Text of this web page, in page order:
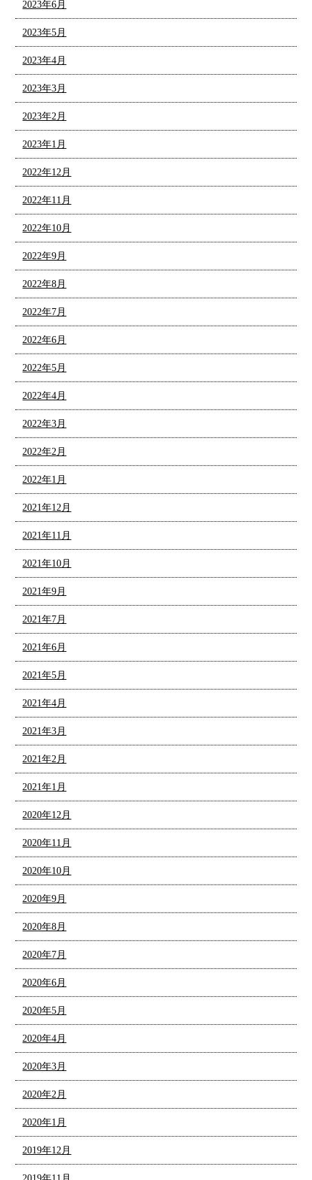
2023年6月
2023年5月
2023年4月
2023年3月
2023年2月
2023年1月
2022年12月
2022年11月
2022年10月
2022年9月
2022年8月
2022年7月
2022年6月
2022年5月
2022年4月
2022年3月
2022年2月
2022年1月
2021年12月
2021年11月
2021年10月
2021年9月
2021年7月
2021年6月
2021年5月
2021年4月
2021年3月
2021年2月
2021年1月
2020年12月
2020年11月
2020年10月
2020年9月
2020年8月
2020年7月
2020年6月
2020年5月
2020年4月
2020年3月
2020年2月
2020年1月
2019年12月